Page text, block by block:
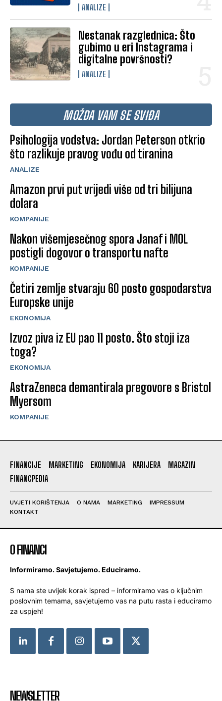
ANALIZE
Nestanak razglednica: Što
gubimo u eri Instagrama i
digitalne površnosti?
ANALIZE
MOŽDA VAM SE SVIĐA
Psihologija vodstva: Jordan Peterson otkrio
što razlikuje pravog vođu od tiranina
ANALIZE
Amazon prvi put vrijedi više od tri bilijuna
dolara
KOMPANIJE
Nakon višemjesečnog spora Janaf i MOL
postigli dogovor o transportu nafte
KOMPANIJE
Četiri zemlje stvaraju 60 posto gospodarstva
Europske unije
EKONOMIJA
Izvoz piva iz EU pao 11 posto. Što stoji iza
toga?
EKONOMIJA
AstraZeneca demantirala pregovore s Bristol
Myersom
KOMPANIJE
FINANCIJE MARKETING EKONOMIJA KARIJERA
MAGAZIN
FINANCPEDIA
UVJETI KORIŠTENJA O NAMA MARKETING
IMPRESSUM
KONTAKT
O FINANCI
Informiramo. Savjetujemo. Educiramo.
S nama ste uvijek korak ispred – informiramo vas o ključnim
poslovnim temama, savjetujemo vas na putu rasta i educiramo
za uspjeh!
NEWSLETTER